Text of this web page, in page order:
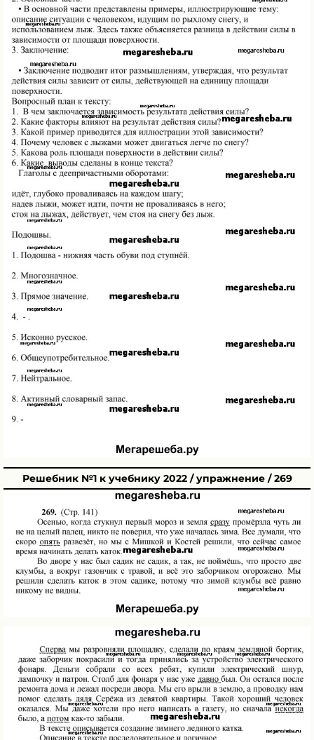
Решебник №1 к учебнику 2022 / упражнение / 269